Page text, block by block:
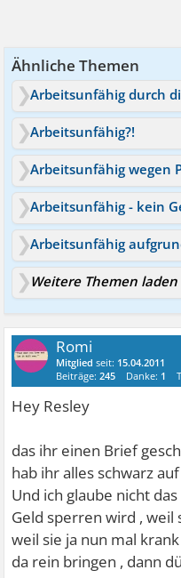
Ähnliche Themen
Arbeitsunfähig?!
Arbeitsunfähig wegen
Arbeitsunfähig - kein
Arbeitsunfähig
Weitere Themen laden
Romi
Mitglied seit: 15.04.2011
Beiträge:245 Danke: 1
Hey Resley
das ihr einen Brief
hab ihr alles schwarz
Und ich glaube nicht
Geld sperren wird , weil
weil sie ja nun mal
da rein bringen , dann